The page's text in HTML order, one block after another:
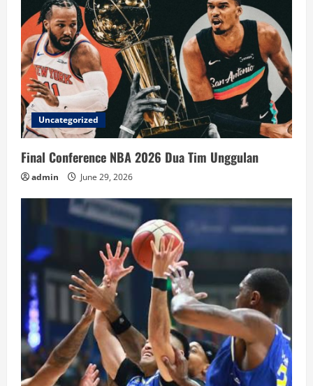
Uncategorized
Final Conference NBA 2026 Dua Tim Unggulan
admin June 29, 2026